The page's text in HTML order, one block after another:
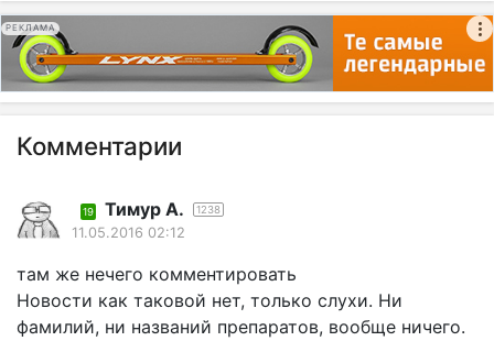
РЕКЛАМА
Комментарии
19 Тимур А. 1238
11.05.2016 02:12
там же нечего комментировать
Новости как таковой нет, только слухи. Ни
фамилий, ни названий препаратов, вообще ничего.